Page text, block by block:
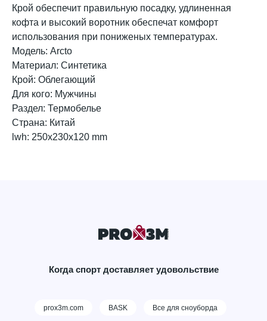
Крой обеспечит правильную посадку, удлиненная
кофта и высокий воротник обеспечат комфорт
использования при пониженых температурах.
Модель: Arcto
Материал: Cинтетика
Крой: Облегающий
Для кого: Мужчины
Раздел: Термобелье
Страна: Китай
lwh: 250x230x120 mm
Когда спорт доставляет удовольствие
prox3m.com BASK Все для сноуборда